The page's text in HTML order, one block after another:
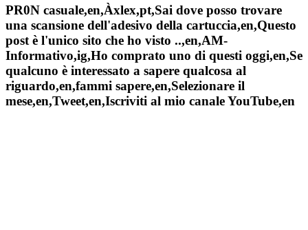
PR0N casuale,en,Àxlex,pt,Sai dove posso trovare
una scansione dell'adesivo della cartuccia,en,Questo
post è l'unico sito che ho visto ..,en,AM-
Informativo,ig,Ho comprato uno di questi oggi,en,Se
qualcuno è interessato a sapere qualcosa al
riguardo,en,fammi sapere,en,Selezionare il
mese,en,Tweet,en,Iscriviti al mio canale YouTube,en